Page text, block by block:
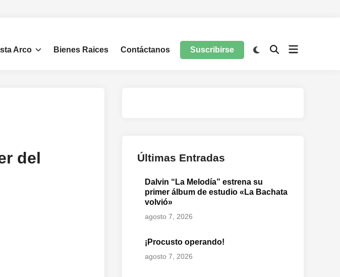
Arco Bienes Raices Contáctanos Suscribirse
del
Últimas Entradas
Dalvin “La Melodía” estrena su
primer álbum de estudio «La Bachata
volvió»
agosto 7, 2026
¡Procusto operando!
agosto 7, 2026